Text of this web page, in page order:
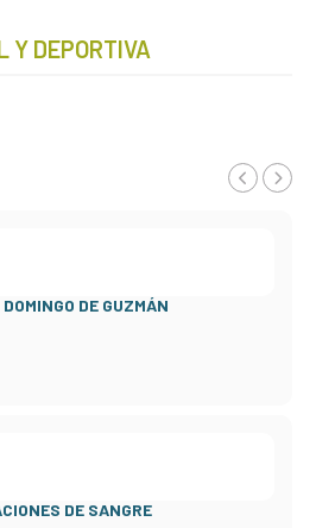
Y DEPORTIVA
DE GUZMÁN
DE SANGRE